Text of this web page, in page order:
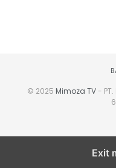
© 2025 Mimoza TV- PT.
Exit